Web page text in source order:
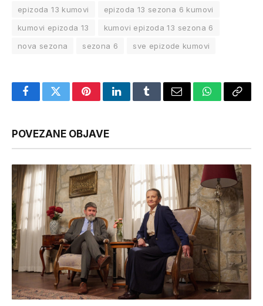
epizoda 13 kumovi
epizoda 13 sezona 6 kumovi
kumovi epizoda 13
kumovi epizoda 13 sezona 6
nova sezona
sezona 6 sve epizode kumovi
FacebookTwitterPinterestLinkedInTumblrEmail WhatsApp
Copy
POVEZANE OBJAVE